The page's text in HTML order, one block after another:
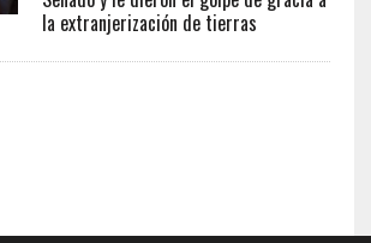
la extranjerización de tierras